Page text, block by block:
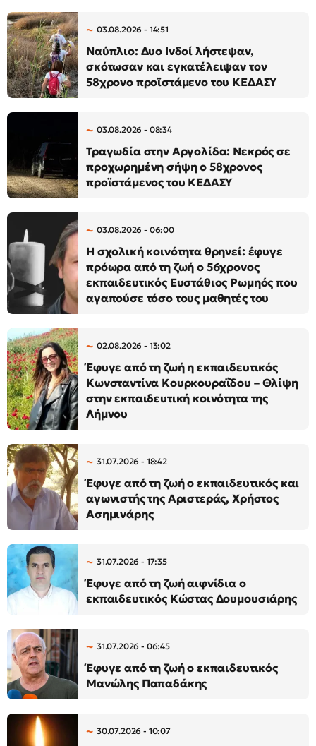
03.08.2026 - 14:51
Ναύπλιο: Δυο Ινδοί λήστεψαν,
σκότωσαν και εγκατέλειψαν τον
58χρονο προϊστάμενο του ΚΕΔΑΣΥ
03.08.2026 - 08:34
Τραγωδία στην Αργολίδα: Νεκρός σε
προχωρημένη σήψη ο 58χρονος
προϊστάμενος του ΚΕΔΑΣΥ
03.08.2026 - 06:00
Η σχολική κοινότητα θρηνεί: έφυγε
πρόωρα από τη ζωή ο 56χρονος
εκπαιδευτικός Ευστάθιος Ρωμηός που
αγαπούσε τόσο τους μαθητές του
02.08.2026 - 13:02
Έφυγε από τη ζωή η εκπαιδευτικός
Κωνσταντίνα Κουρκουραΐδου – Θλίψη
στην εκπαιδευτική κοινότητα της
Λήμνου
31.07.2026 - 18:42
Έφυγε από τη ζωή ο εκπαιδευτικός και
αγωνιστής της Αριστεράς, Χρήστος
Ασημινάρης
31.07.2026 - 17:35
Έφυγε από τη ζωή αιφνίδια ο
εκπαιδευτικός Κώστας Δουμουσιάρης
31.07.2026 - 06:45
Έφυγε από τη ζωή ο εκπαιδευτικός
Μανώλης Παπαδάκης
30.07.2026 - 10:07